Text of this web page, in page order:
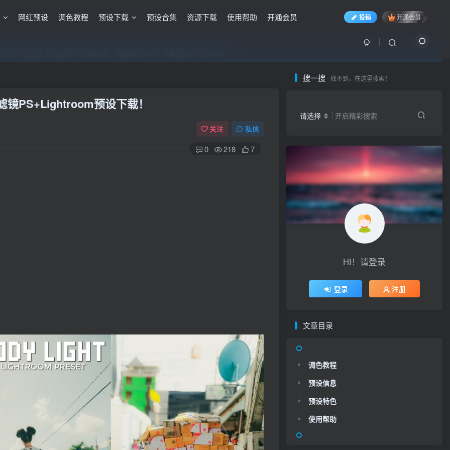
网红预设 调色教程 预设下载 预设合集 资源下载 使用帮助 开通会员 投稿 开通会员
员，”送“万元超值资源，内容丰富，容量高达20T，不断更新！点击进入……
PS+Lightroom预设下载！
关注 私信
0 218 7
搜一搜 找不到，在这里搜索！
请选择 开启精彩搜索
HI！请登录
登录 注册
文章目录
调色教程
预设信息
预设特色
使用帮助